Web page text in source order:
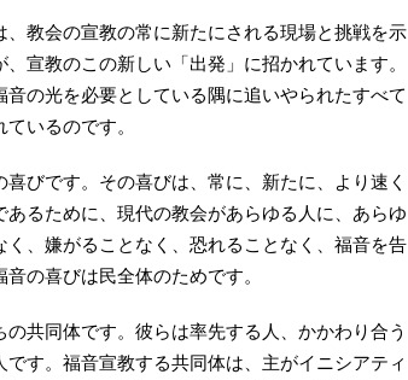
教会の宣教の常に新たにされる現場と挑戦を示
宣教のこの新しい「出発」に招かれています。
の光を必要としている隅に追いやられたすべて
いるのです。
びです。その喜びは、常に、新たに、より速く
るために、現代の教会があらゆる人に、あらゆ
、嫌がることなく、恐れることなく、福音を告
の喜びは民全体のためです。
共同体です。彼らは率先する人、かかわり合う
す。福音宣教する共同体は、主がイニシアティ